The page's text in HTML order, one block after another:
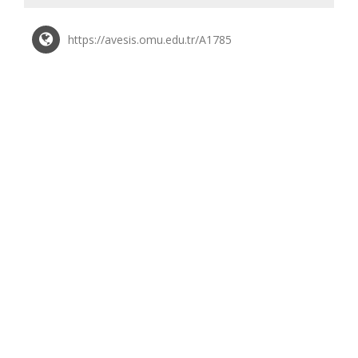
https://avesis.omu.edu.tr/A1785